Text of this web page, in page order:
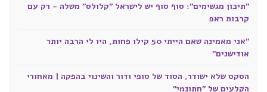
"תיכון מגשימים": סוף סוף יש לישראל "קלולס" משלה - רק עם
קרבות ראפ
"אני מאמינה שאם הייתי 50 קילו פחות, היו לי הרבה יותר
אודישנים"
הסקס שלא ישודר, הסוד של סופי ודור והשינוי בהפקה | מאחורי
הקלעים של "חתונמי"